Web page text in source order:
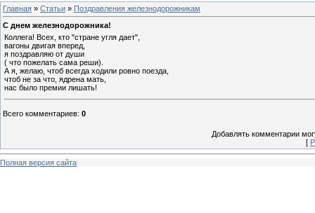
Главная » Статьи » Поздравления железнодорожникам
С днем железнодорожника!
Коллега! Всех, кто "стране угля дает",
вагоны двигая вперед,
я поздравляю от души
( что пожелать сама реши).
А я, желаю, чтоб всегда ходили ровно поезда,
чтоб не за что, ядрена мать,
нас было премии лишать!
Всего комментариев: 0
Добавлять комментарии
[
Полная версия сайта